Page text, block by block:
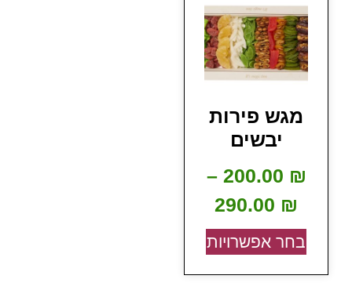
מגש פירות
יבשים
200.00 ₪
–
290.00 ₪
בחר אפשרויות